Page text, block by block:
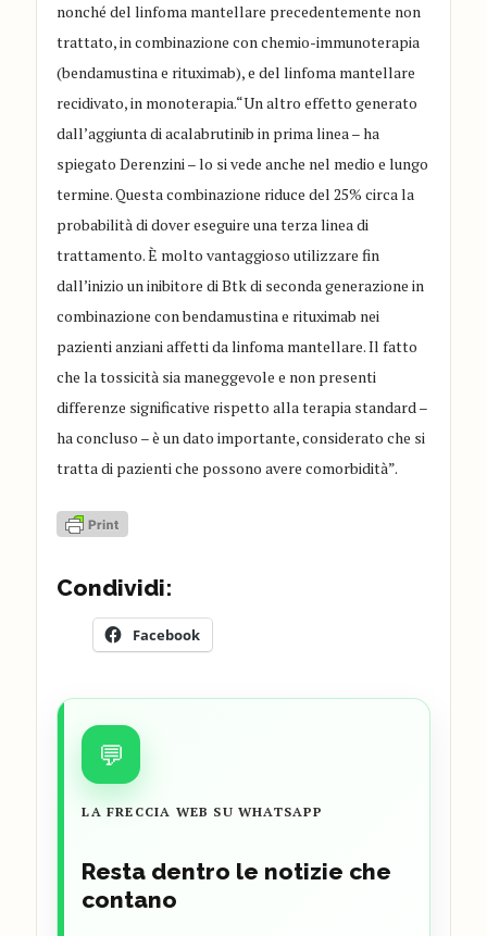
nonché del linfoma mantellare precedentemente non
trattato, in combinazione con chemio-immunoterapia
(bendamustina e rituximab), e del linfoma mantellare
recidivato, in monoterapia.“Un altro effetto generato
dall’aggiunta di acalabrutinib in prima linea – ha
spiegato Derenzini – lo si vede anche nel medio e lungo
termine. Questa combinazione riduce del 25% circa la
probabilità di dover eseguire una terza linea di
trattamento. È molto vantaggioso utilizzare fin
dall’inizio un inibitore di Btk di seconda generazione in
combinazione con bendamustina e rituximab nei
pazienti anziani affetti da linfoma mantellare. Il fatto
che la tossicità sia maneggevole e non presenti
differenze significative rispetto alla terapia standard –
ha concluso – è un dato importante, considerato che si
tratta di pazienti che possono avere comorbidità”.
Condividi:
Facebook
💬
LA FRECCIA WEB SU WHATSAPP
Resta dentro le notizie che
contano